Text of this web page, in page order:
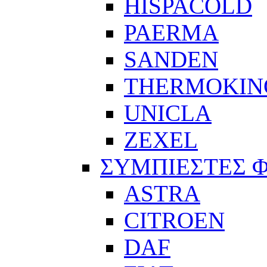
HISPACOLD
PAERMA
SANDEN
UNICLA
ZEXEL
ΣΥΜΠΙΕΣΤΕΣ
ASTRA
CITROEN
DAF